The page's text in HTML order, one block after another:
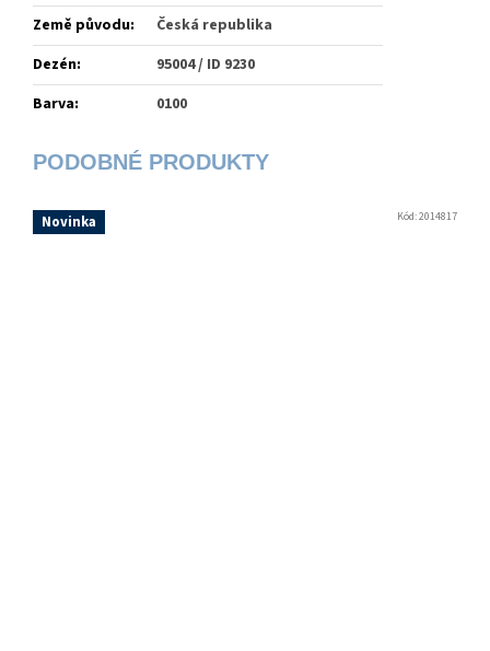
Země původu:
Česká republika
Dezén:
95004 / ID 9230
Barva: 0100
Novinka Kód:2014817